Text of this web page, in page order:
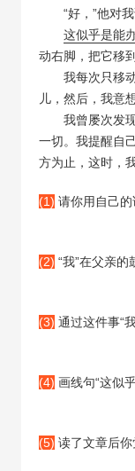
“好，”他对我
这似乎是能
动右脚，把它移
我每次只移动
儿，然后，我意
我曾屡次发现
一切。我提醒自
方为止，这时，
(1) 请你用自己的
(2) “我”在父亲
(3) 通过这件事“
(4) 画线句“这似
(5) 读了文章后你